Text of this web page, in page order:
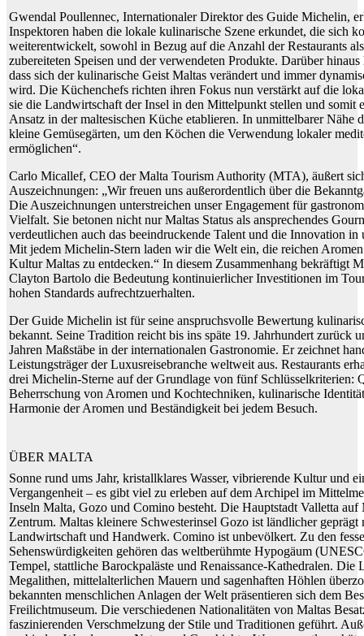
Gwendal Poullennec, Internationaler Direktor des Guide Michelin,
Inspektoren haben die lokale kulinarische Szene erkundet, die sich
weiterentwickelt, sowohl in Bezug auf die Anzahl der Restaurants
zubereiteten Speisen und der verwendeten Produkte. Darüber hinaus
dass sich der kulinarische Geist Maltas verändert und immer
wird. Die Küchenchefs richten ihren Fokus nun verstärkt auf die
sie die Landwirtschaft der Insel in den Mittelpunkt stellen und somit
Ansatz in der maltesischen Küche etablieren. In unmittelbarer Nähe
kleine Gemüsegärten, um den Köchen die Verwendung lokaler
ermöglichen“.
Carlo Micallef, CEO der Malta Tourism Authority (MTA), äußert
Auszeichnungen: „Wir freuen uns außerordentlich über die
Die Auszeichnungen unterstreichen unser Engagement für
Vielfalt. Sie betonen nicht nur Maltas Status als ansprechendes
verdeutlichen auch das beeindruckende Talent und die Innovation in
Mit jedem Michelin-Stern laden wir die Welt ein, die reichen
Kultur Maltas zu entdecken.“ In diesem Zusammenhang bekräftigt
Clayton Bartolo die Bedeutung kontinuierlicher Investitionen im
hohen Standards aufrechtzuerhalten.
Der Guide Michelin ist für seine anspruchsvolle Bewertung
bekannt. Seine Tradition reicht bis ins späte 19. Jahrhundert zurück
Jahren Maßstäbe in der internationalen Gastronomie. Er zeichnet
Leistungsträger der Luxusreisebranche weltweit aus. Restaurants
drei Michelin-Sterne auf der Grundlage von fünf Schlüsselkriterien:
Beherrschung von Aromen und Kochtechniken, kulinarische
Harmonie der Aromen und Beständigkeit bei jedem Besuch.
ÜBER MALTA
Sonne rund ums Jahr, kristallklares Wasser, vibrierende Kultur und
Vergangenheit – es gibt viel zu erleben auf dem Archipel im
Inseln Malta, Gozo und Comino besteht. Die Hauptstadt Valletta auf
Zentrum. Maltas kleinere Schwesterinsel Gozo ist ländlicher geprägt
Landwirtschaft und Handwerk. Comino ist unbevölkert. Zu den
Sehenswürdigkeiten gehören das weltberühmte Hypogäum
Tempel, stattliche Barockpaläste und Renaissance-Kathedralen. Die
Megalithen, mittelalterlichen Mauern und sagenhaften Höhlen
bekannten menschlichen Anlagen der Welt präsentieren sich dem
Freilichtmuseum. Die verschiedenen Nationalitäten von Maltas
faszinierenden Verschmelzung der Stile und Traditionen geführt.